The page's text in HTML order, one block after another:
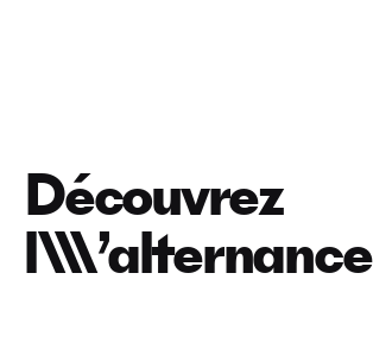
Découvrez
l\\\’alternance